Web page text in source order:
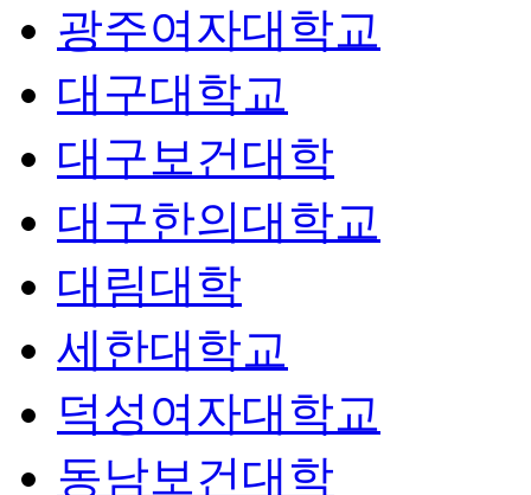
광주여자대학교
대구대학교
대구보건대학
대구한의대학교
대림대학
세한대학교
덕성여자대학교
동남보건대학